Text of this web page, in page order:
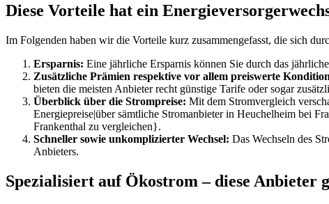
Diese Vorteile hat ein
Im Folgenden haben wir die Vorteile kurz zusammengefasst, die sich
Ersparnis: Eine jährliche Ersparnis können Sie durch das
Zusätzliche Prämien respektive vor allem preiswerte
bieten die meisten Anbieter recht günstige Tarife oder sogar
Überblick über die Strompreise: Mit dem Stromvergleich
Energiepreise|über sämtliche Stromanbieter in Heuchelheim bei
Frankenthal zu vergleichen}.
Schneller sowie unkomplizierter Wechsel: Das Wechseln des
Anbieters.
Spezialisiert auf Ökostrom – diese Anbieter